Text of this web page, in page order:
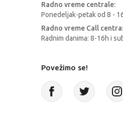
Radno vreme centrale:
Ponedeljak-petak od 8 -
Radno vreme Call centra:
Radnim danima: 8-16h i
Povežimo se!